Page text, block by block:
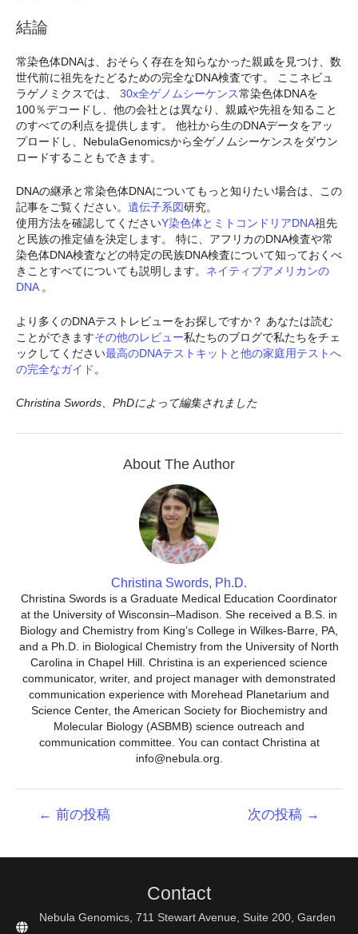
結論
常染色体DNAは、おそらく存在を知らなかった親戚を見つけ、数
世代前に祖先をたどるための完全なDNA検査です。 ここネビュ
ラゲノミクスでは、
30x全ゲノムシーケンス常染色体DNAを
100％デコードし、他の会社とは異なり、親戚や先祖を知ること
のすべての利点を提供します。 他社から生のDNAデータをアッ
プロードし、NebulaGenomicsから全ゲノムシーケンスをダウン
ロードすることもできます。
DNAの継承と常染色体DNAについてもっと知りたい場合は、この
記事をご覧ください。 遺伝子系図研究。
使用方法を確認してくださいY染色体とミトコンドリアDNA祖先
と民族の推定値を決定します。 特に、アフリカのDNA検査や常
染色体DNA検査などの特定の民族DNA検査について知っておくべ
きことすべてについても説明します。 ネイティブアメリカンの
DNA。
より多くのDNAテストレビューをお探しですか？ あなたは読む
ことができますその他のレビュー私たちのブログで私たちをチェ
ックしてください最高のDNAテストキットと他の家庭用テストへ
の完全なガイド 。
Christina Swords、PhDによって編集されました
About The Author
Christina Swords, Ph.D.
Christina Swords is a Graduate Medical Education Coordinator
at the University of Wisconsin–Madison. She received a B.S. in
Biology and Chemistry from King’s College in Wilkes-Barre, PA,
and a Ph.D. in Biological Chemistry from the University of North
Carolina in Chapel Hill. Christina is an experienced science
communicator, writer, and project manager with demonstrated
communication experience with Morehead Planetarium and
Science Center, the American Society for Biochemistry and
Molecular Biology (ASBMB) science outreach and
communication committee. You can contact Christina at
info@nebula.org.
ビ
ョ
← 前の投稿 次の投稿 →
Contact
Nebula Genomics, 711 Stewart Avenue, Suite 200, Garden